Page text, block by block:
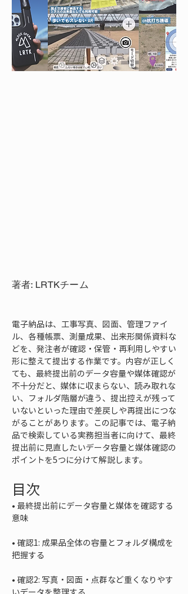
著者: LRTKチーム
電子納品は、工事写真、図面、管理ファイ
ル、各種帳票、測量成果、出来形関係資料な
どを、発注者が確認・保管・再利用しやすい
形に整えて提出する作業です。内容が正しく
ても、最終提出前のデータ容量や媒体確認が
不十分だと、媒体に収まらない、読み取れな
い、フォルダ階層が違う、提出控えが残って
いないといった理由で差戻しや再提出につな
がることがあります。この記事では、電子納
品で検索している実務担当者に向けて、最終
提出前に見直したいデータ容量と媒体確認の
ポイントを5つに分けて解説します。
目次
• 最終提出前にデータ容量と媒体を確認する
• 確認1: 成果品全体の容量とフォルダ構成を
• 確認2: 写真・図面・点群など重くなりやす